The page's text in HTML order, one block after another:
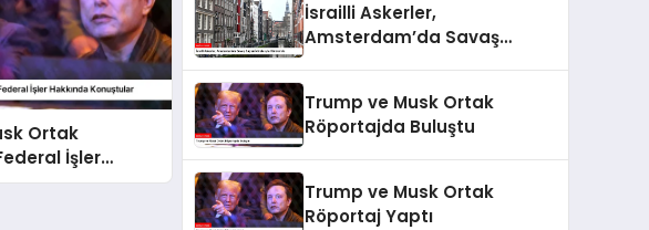
Ortak
İşler
İsrailli Askerler,
Amsterdam’da Savaş
Trump ve Musk Ortak
Röportajda Buluştu
Trump ve Musk Ortak
Röportaj Yaptı